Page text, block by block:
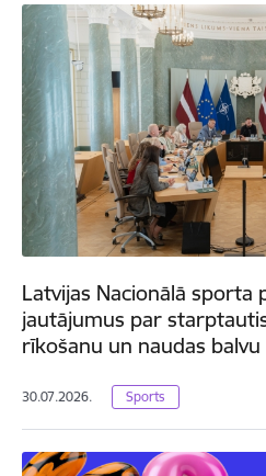
Latvijas Nacionālā sporta
jautājumus par
rīkošanu un naudas
30.07.2026. Sports